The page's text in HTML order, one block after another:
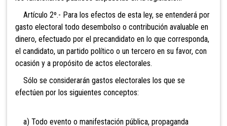
Artículo 2º.- Para los efectos de esta ley, se entenderá por
gasto electoral todo desembolso o contribución avaluable en
dinero, efectuado por el precandidato en lo que corresponda,
el candidato, un partido político o un tercero en su favor, con
ocasión y a propósito de actos electorales.
Sólo se considerarán gastos electorales los que se
efectúen por los siguientes conceptos:
a) Todo evento o manifestación pública, propaganda